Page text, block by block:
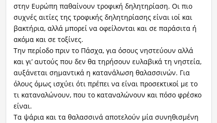
Πολιτική
Οικονομία
Αθλητικά
Κόσμος
Ραδιόφωνο
στην Ευρώπη παθαίνουν τροφική δηλητηρίαση. Οι πιο
συχνές αιτίες της τροφικής δηλητηρίασης είναι ιοί και
βακτήρια, αλλά μπορεί να οφείλονται και σε παράσιτα ή
ακόμα και σε τοξίνες.
Την περίοδο πριν το Πάσχα, για όσους νηστεύουν αλλά
και γι’ αυτούς που δεν θα τηρήσουν ευλαβικά τη νηστεία,
αυξάνεται σημαντικά η κατανάλωση θαλασσινών. Για
όλους όμως ισχύει ότι πρέπει να είναι προσεκτικοί με το
τι καταναλώνουν, που το καταναλώνουν και πόσο φρέσκο
είναι.
Τα ψάρια και τα θαλασσινά αποτελούν μία συνηθισμένη